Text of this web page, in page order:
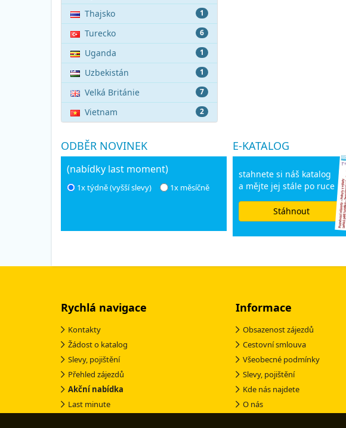
1
Thajsko
6
Turecko
1
Uganda
1
Uzbekistán
7
Velká Británie
2
Vietnam
ODBĚR NOVINEK
(nabídky last moment)
1x týdně (vyšší slevy) 1x měsíčně
E-KATALOG
stahnete si náš katalog
a mějte jej stále po ruce
Stáhnout
Rychlá navigace
Kontakty
Žádost o katalog
Slevy, pojištění
Přehled zájezdů
Akční nabídka
Last minute
Informace
Obsazenost zájezdů
Cestovní smlouva
Všeobecné podmínky
Slevy, pojištění
Kde nás najdete
O nás